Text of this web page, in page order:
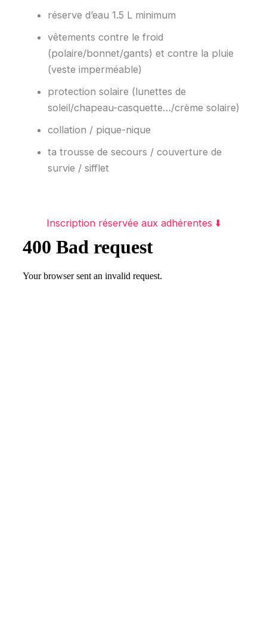
réserve d’eau 1.5 L minimum
vêtements contre le froid
(polaire/bonnet/gants) et contre la pluie
(veste imperméable)
protection solaire (lunettes de
soleil/chapeau-casquette…/crème solaire)
collation / pique-nique
ta trousse de secours / couverture de
survie / sifflet
Inscription réservée aux adhérentes ⬇️